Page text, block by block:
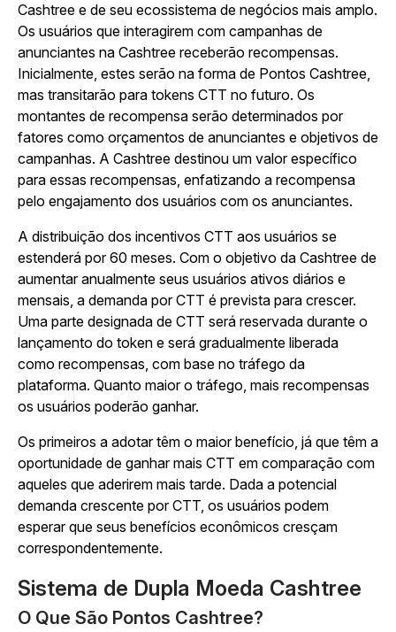
Cashtree e de seu ecossistema de negócios mais amplo.
Os usuários que interagirem com campanhas de
anunciantes na Cashtree receberão recompensas.
Inicialmente, estes serão na forma de Pontos Cashtree,
mas transitarão para tokens CTT no futuro. Os
montantes de recompensa serão determinados por
fatores como orçamentos de anunciantes e objetivos de
campanhas. A Cashtree destinou um valor específico
para essas recompensas, enfatizando a recompensa
pelo engajamento dos usuários com os anunciantes.
A distribuição dos incentivos CTT aos usuários se
estenderá por 60 meses. Com o objetivo da Cashtree de
aumentar anualmente seus usuários ativos diários e
mensais, a demanda por CTT é prevista para crescer.
Uma parte designada de CTT será reservada durante o
lançamento do token e será gradualmente liberada
como recompensas, com base no tráfego da
plataforma. Quanto maior o tráfego, mais recompensas
os usuários poderão ganhar.
Os primeiros a adotar têm o maior benefício, já que têm a
oportunidade de ganhar mais CTT em comparação com
aqueles que aderirem mais tarde. Dada a potencial
demanda crescente por CTT, os usuários podem
esperar que seus benefícios econômicos cresçam
correspondentemente.
Sistema de Dupla Moeda Cashtree
O Que São Pontos Cashtree?